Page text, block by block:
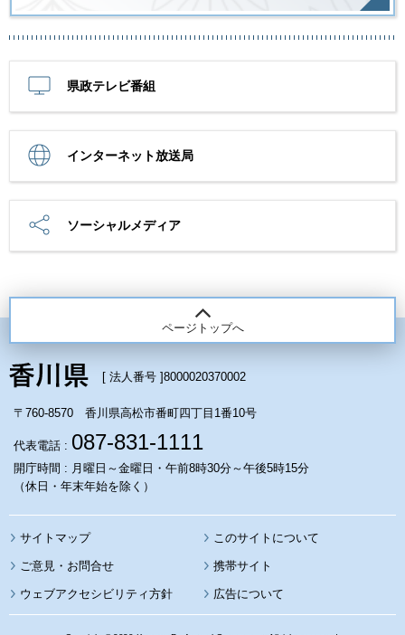
県政テレビ番組
インターネット放送局
ソーシャルメディア
ページトップへ
[ 法人番号 ]8000020370002
〒760-8570 香川県高松市番町四丁目1番10号
代表電話 : 087-831-1111
開庁時間 : 月曜日～金曜日・午前8時30分～午後5時15分
（休日・年末年始を除く）
サイトマップ このサイトについて
携帯サイト
ウェブアクセシビリティ方針 広告について